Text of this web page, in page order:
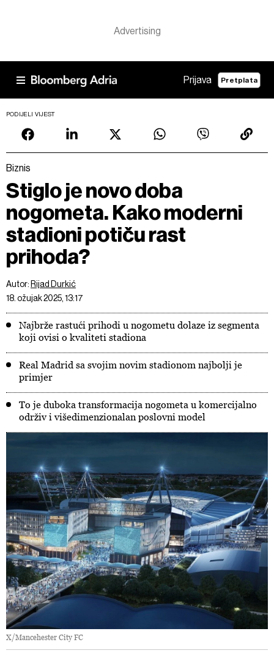
Prijava Pretplata
PODIJELI VIJEST
Biznis
Stiglo je novo doba
nogometa. Kako moderni
stadioni potiču rast
prihoda?
Autor: Rijad Durkić
18. ožujak 2025, 13:17
Najbrže rastući prihodi u nogometu dolaze iz segmenta
koji ovisi o kvaliteti stadiona
Real Madrid sa svojim novim stadionom najbolji je
primjer
To je duboka transformacija nogometa u komercijalno
održiv i višedimenzionalan poslovni model
X/Mancehester City FC